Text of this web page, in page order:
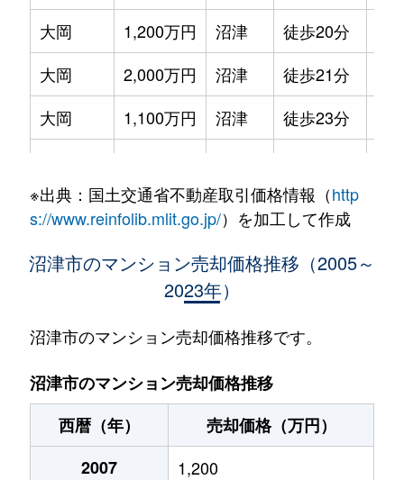
大岡
1,200万円 沼津 徒歩20分
大岡
2,000万円 沼津 徒歩21分
大岡
1,100万円 沼津 徒歩23分
大岡
1,100万円 沼津 徒歩26分
3,700万円 沼津
西条町
1,800万円 沼津 徒歩15分
西条町
1,000万円 沼津
三枚橋町
1,900万円 沼津 徒歩5分
350万円 沼津
※出典：国土交通省不動産取引価格情報（http
s://www.reinfolib.mlit.go.jp/）を加工して作成
沼津市のマンション売却価格推移（2005～
2023年）
沼津市のマンション売却価格推移です。
沼津市のマンション売却価格推移
西暦（年）
売却価格（万円）
2007
1,200